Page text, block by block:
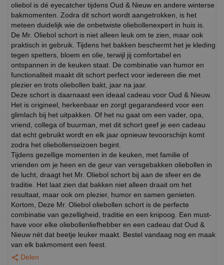
oliebol is dé eyecatcher tijdens Oud & Nieuw en andere winterse
bakmomenten. Zodra dit schort wordt aangetrokken, is het
meteen duidelijk wie de onbetwiste oliebollenexpert in huis is.
De Mr. Oliebol schort is niet alleen leuk om te zien, maar ook
praktisch in gebruik. Tijdens het bakken beschermt het je kleding
tegen spetters, bloem en olie, terwijl jij comfortabel en
ontspannen in de keuken staat. De combinatie van humor en
functionaliteit maakt dit schort perfect voor iedereen die met
plezier en trots oliebollen bakt, jaar na jaar.
Deze schort is daarnaast een ideaal cadeau voor Oud & Nieuw.
Het is origineel, herkenbaar en zorgt gegarandeerd voor een
glimlach bij het uitpakken. Of het nu gaat om een vader, opa,
vriend, collega of buurman, met dit schort geef je een cadeau
dat echt gebruikt wordt en elk jaar opnieuw tevoorschijn komt
zodra het oliebollenseizoen begint.
Tijdens gezellige momenten in de keuken, met familie of
vrienden om je heen en de geur van versgebakken oliebollen in
de lucht, draagt het Mr. Oliebol schort bij aan de sfeer en de
traditie. Het laat zien dat bakken niet alleen draait om het
resultaat, maar ook om plezier, humor en samen genieten.
Kortom, Deze Mr. Oliebol oliebollen schort is de perfecte
combinatie van gezelligheid, traditie en een knipoog. Een must-
have voor elke oliebollenliefhebber en een cadeau dat Oud &
Nieuw nét dat beetje leuker maakt. Bestel vandaag nog en maak
van elk bakmoment een feest.
Delen